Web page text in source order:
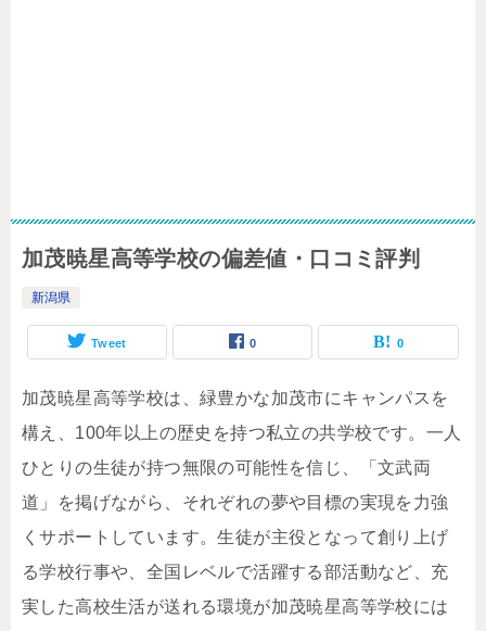
加茂暁星高等学校の偏差値・口コミ評判
新潟県
Tweet 0 0
加茂暁星高等学校は、緑豊かな加茂市にキャンパスを
構え、100年以上の歴史を持つ私立の共学校です。一人
ひとりの生徒が持つ無限の可能性を信じ、「文武両
道」を掲げながら、それぞれの夢や目標の実現を力強
くサポートしています。生徒が主役となって創り上げ
る学校行事や、全国レベルで活躍する部活動など、充
実した高校生活が送れる環境が加茂暁星高等学校には